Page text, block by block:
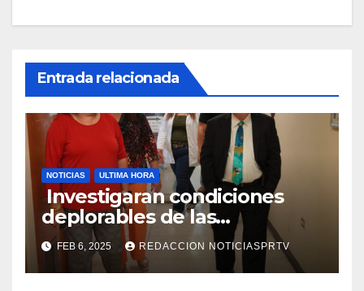
Entrada relacionada
NOTICIAS ULTIMA HORA
Investigaran condiciones
deplorables de las
facilidades el Departamento
de la Salud en Mayagüez
FEB 6, 2025 REDACCION NOTICIASPRTV